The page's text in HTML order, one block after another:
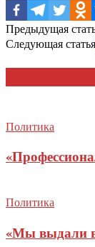
Предыдущая
Следующая статья
Политика
Политика
«Мы выдали